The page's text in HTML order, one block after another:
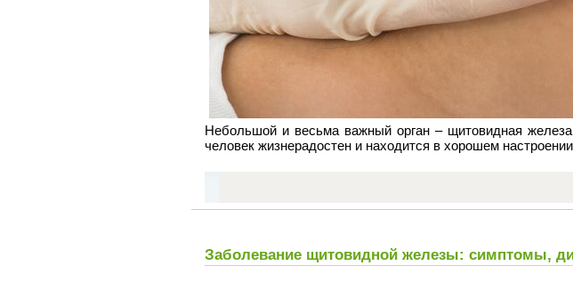
Небольшой и весьма важный орган – щитовидная
человек жизнерадостен и находится в хорошем настроении
Заболевание щитовидной железы: симптомы,